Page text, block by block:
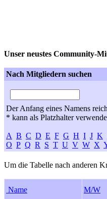
Unser neustes Community-
Nach Mitgliedern suchen
Der Anfang eines Namens
* kann als Platzhalter
A B C D E F G H I J K
O P Q R S T U V W X
Um die Tabelle nach anderen
Name M/W